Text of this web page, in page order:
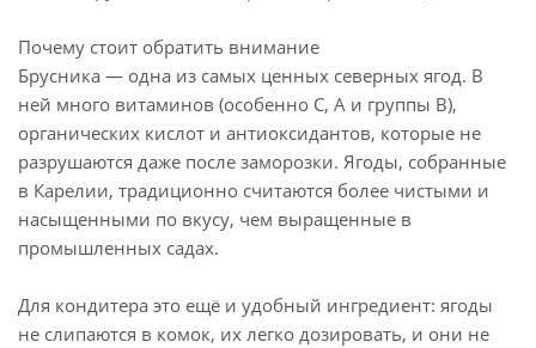
Почему стоит обратить внимание
Брусника — одна из самых ценных северных ягод. В
ней много витаминов (особенно С, А и группы В),
органических кислот и антиоксидантов, которые не
разрушаются даже после заморозки. Ягоды, собранные
в Карелии, традиционно считаются более чистыми и
насыщенными по вкусу, чем выращенные в
промышленных садах.
Для кондитера это ещё и удобный ингредиент: ягоды
не слипаются в комок, их легко дозировать, и они не